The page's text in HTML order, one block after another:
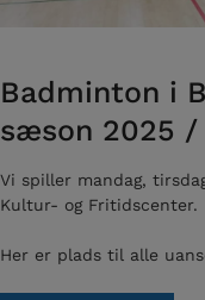
Badminton i
sæson 2025 /
Vi spiller mandag,
Kultur- og Fritidscenter.
Her er plads til alle